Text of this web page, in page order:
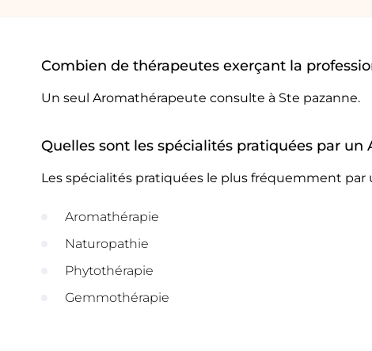
Combien de thérapeutes exerçant la
Un seul Aromathérapeute consulte à Ste pazanne.
Quelles sont les spécialités pratiquées par un
Les spécialités pratiquées le plus fréquemment
Aromathérapie
Naturopathie
Phytothérapie
Gemmothérapie